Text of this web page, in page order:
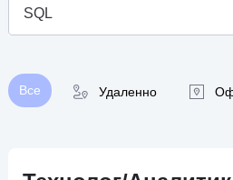
Все Удаленно